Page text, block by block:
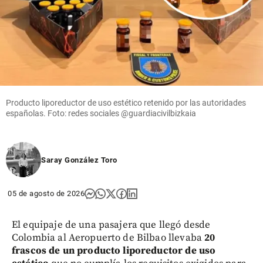
Entretenimiento
¡Está muy
reapareció en
redes y
share
Producto liporeductor de uso estético retenido por las autoridades
españolas. Foto: redes sociales @guardiacivilbizkaia
Saray González Toro
05 de agosto de 2026
El equipaje de una pasajera que llegó desde
Colombia al Aeropuerto de Bilbao llevaba20
frascos de un producto liporeductor de uso